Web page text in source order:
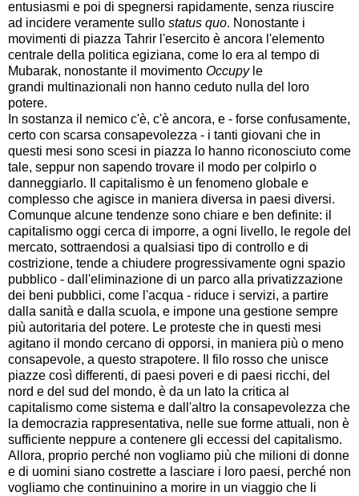
entusiasmi e poi di spegnersi rapidamente, senza riuscire
ad incidere veramente sullo status quo. Nonostante i
movimenti di piazza Tahrir l'esercito è ancora l'elemento
centrale della politica egiziana, come lo era al tempo di
Mubarak, nonostante il movimento Occupyle
grandi multinazionali non hanno ceduto nulla del loro
potere.
In sostanza il nemico c'è, c'è ancora, e - forse confusamente,
certo con scarsa consapevolezza - i tanti giovani che in
questi mesi sono scesi in piazza lo hanno riconosciuto come
tale, seppur non sapendo trovare il modo per colpirlo o
danneggiarlo. Il capitalismo è un fenomeno globale e
complesso che agisce in maniera diversa in paesi diversi.
Comunque alcune tendenze sono chiare e ben definite: il
capitalismo oggi cerca di imporre, a ogni livello, le regole del
mercato, sottraendosi a qualsiasi tipo di controllo e di
costrizione, tende a chiudere progressivamente ogni spazio
pubblico - dall'eliminazione di un parco alla privatizzazione
dei beni pubblici, come l'acqua - riduce i servizi, a partire
dalla sanità e dalla scuola, e impone una gestione sempre
più autoritaria del potere. Le proteste che in questi mesi
agitano il mondo cercano di opporsi, in maniera più o meno
consapevole, a questo strapotere. Il filo rosso che unisce
piazze così differenti, di paesi poveri e di paesi ricchi, del
nord e del sud del mondo, è da un lato la critica al
capitalismo come sistema e dall'altro la consapevolezza che
la democrazia rappresentativa, nelle sue forme attuali, non è
sufficiente neppure a contenere gli eccessi del capitalismo.
Allora, proprio perché non vogliamo più che milioni di donne
e di uomini siano costrette a lasciare i loro paesi, perché non
vogliamo che continuinino a morire in un viaggio che li